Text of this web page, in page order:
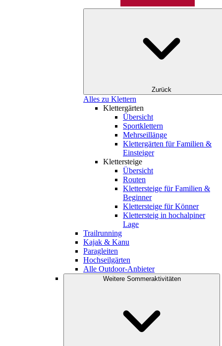
Zurück
Alles zu Klettern
Klettergärten
Übersicht
Sportklettern
Mehrseillänge
Klettergärten für Familien &
Einsteiger
Klettersteige
Übersicht
Routen
Klettersteige für Familien &
Beginner
Klettersteige für Könner
Klettersteig in hochalpiner
Lage
Trailrunning
Kajak & Kanu
Paragleiten
Hochseilgärten
Alle Outdoor-Anbieter
Weitere Sommeraktivitäten